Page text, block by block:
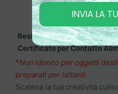
Resina Epossidica
Certificato per Contatto
*Non idoneo per oggetti
preparati per lattanti
Scatena la tua creatività
INVIA LA